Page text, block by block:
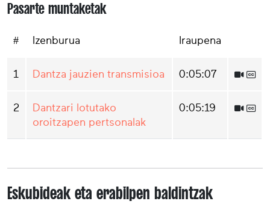
Pasarte muntaketak
# Izenburua Iraupena
1 Dantza jauzien transmisioa 0:05:07
2
Dantzari lotutako
oroitzapen pertsonalak
0:05:19
Eskubideak eta erabilpen baldintzak